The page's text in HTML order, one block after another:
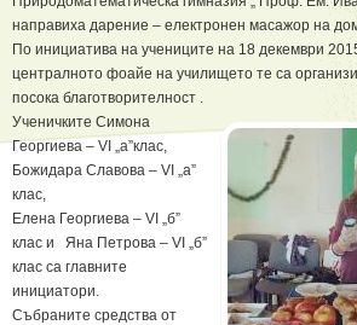
направиха дарение – електронен масажор на
По инициатива на учениците на 18 декември
централното фоайе на училището те са
посока благотворителност .
Ученичките Симона
Георгиева – VІ „а”клас,
Божидара Славова – VІ „а”
клас,
Елена Георгиева – VІ „б”
клас и Яна Петрова – VІ „б”
клас са главните
инициатори.
Събраните средства от